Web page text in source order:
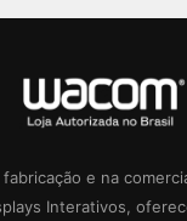
e na
Interativos,